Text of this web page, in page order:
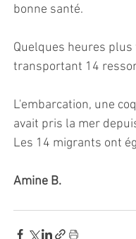
bonne santé.
Quelques heures
transportant 14
L'embarcation, une
avait pris la mer
Les 14 migrants ont
Amine B.